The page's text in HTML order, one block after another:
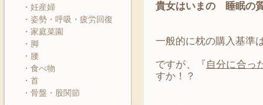
・妊産婦
・姿勢・呼吸・疲労回復
・家庭菜園
・脚
・腰
・食べ物
・首
・骨盤・股関節
貴女はいまの 睡眠の
一般的に枕の購入基
ですが、『 自分に合っ
すか！？